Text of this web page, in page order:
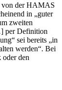
von der HAMAS
in „guter
zweiten
per Definition
sei bereits „in
werden“. Bei
oder den